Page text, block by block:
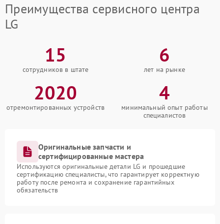
Преимущества сервисного центра
LG
15
сотрудников в штате
6
лет на рынке
2020
отремонтированных устройств
4
минимальный опыт работы
специалистов
Оригинальные запчасти и
сертифицированные мастера
Используются оригинальные детали LG и прошедшие
сертификацию специалисты, что гарантирует корректную
работу после ремонта и сохранение гарантийных
обязательств